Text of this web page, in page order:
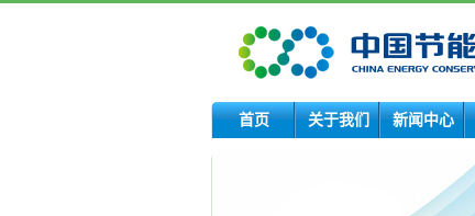
首页 关于我们 新闻中心